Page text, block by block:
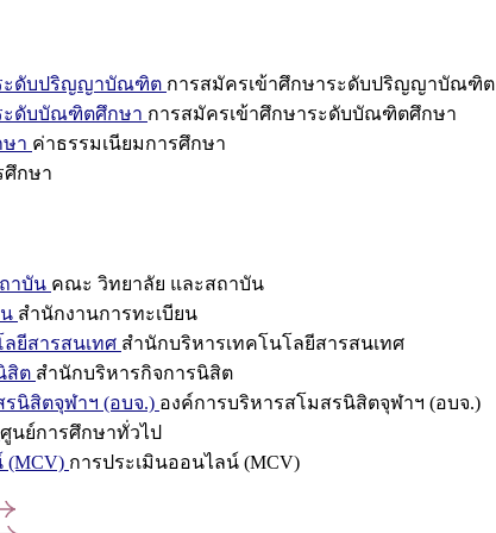
ะดับปริญญาบัณฑิต การสมัครเข้าศึกษาระดับปริญญาบัณฑิต
ะดับบัณฑิตศึกษา การสมัครเข้าศึกษาระดับบัณฑิตศึกษา
ษา ค่าธรรมเนียมการศึกษา
ศึกษา
าบัน คณะ วิทยาลัย และสถาบัน
สำนักงานการทะเบียน
ยีสารสนเทศ สำนักบริหารเทคโนโลยีสารสนเทศ
สิต สำนักบริหารกิจการนิสิต
นิสิตจุฬาฯ (อบจ.) องค์การบริหารสโมสรนิสิตจุฬาฯ (อบจ.)
ศูนย์การศึกษาทั่วไป
(MCV) การประเมินออนไลน์ (MCV)